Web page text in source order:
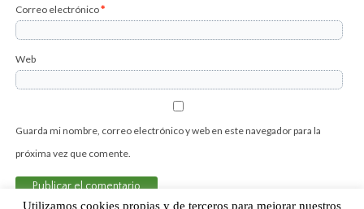
Correo electrónico*
Web
Guarda mi nombre, correo electrónico y web en este navegador para la
próxima vez que comente.
Utilizamos cookies propias y de terceros para mejorar nuestros